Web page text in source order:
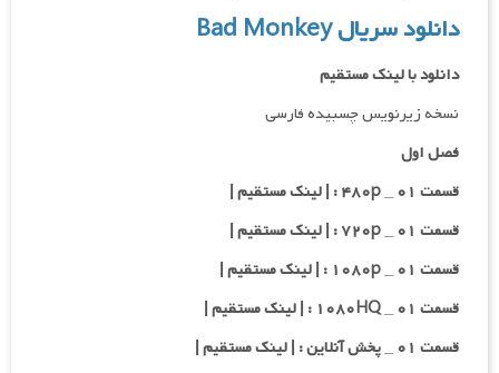
دانلود سریال Bad Monkey
دانلود با لینک مستقیم
نسخه زیرنویس چسبیده فارسی
فصل اول
قسمت ۰۱ _ ۴۸۰p : | لینک مستقیم |
قسمت ۰۱ _ ۷۲۰p : | لینک مستقیم |
قسمت ۰۱ _ ۱۰۸۰p : | لینک مستقیم |
قسمت ۰۱ _ ۱۰۸۰HQ : | لینک مستقیم |
قسمت ۰۱ _ پخش آنلاین : | لینک مستقیم |